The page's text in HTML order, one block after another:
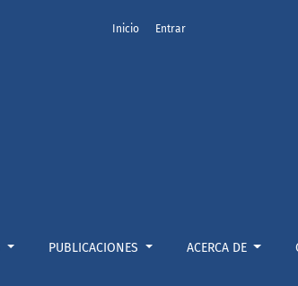
PUBLICACIONES ACERCA DE
Inicio Entrar